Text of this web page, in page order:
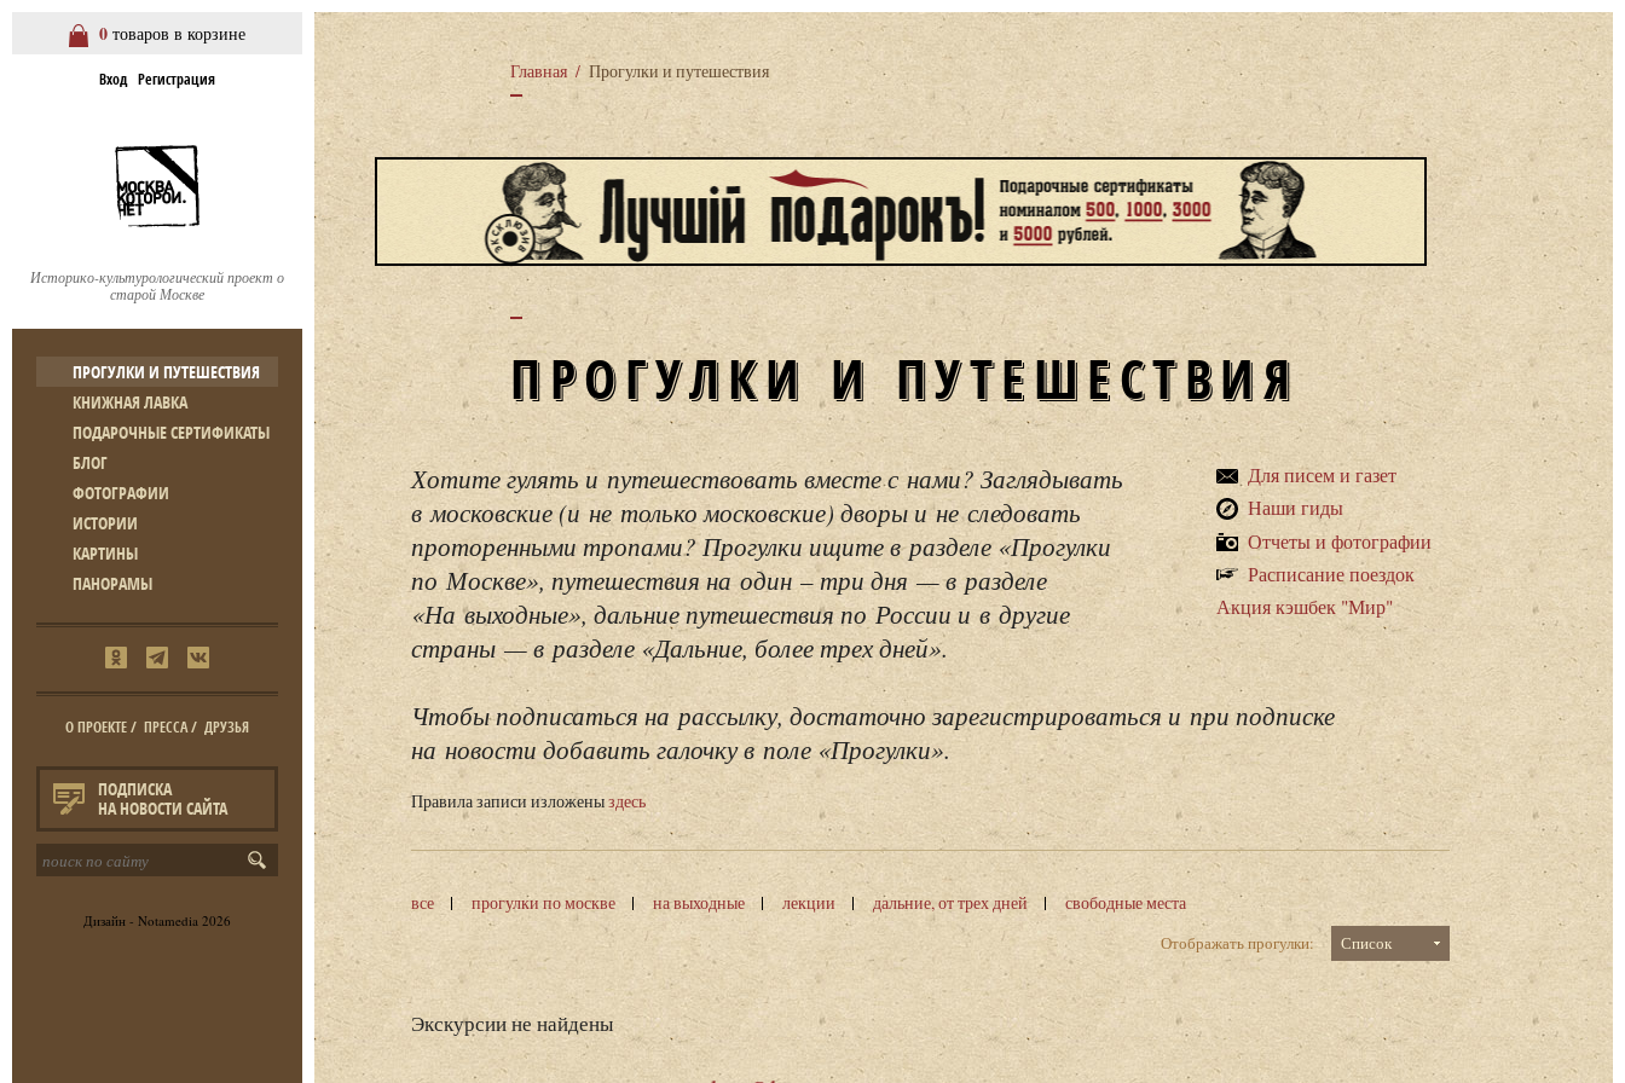
0 товаров в корзине
Вход Регистрация
Историко-культурологический проект о
старой Москве
ПРОГУЛКИ И ПУТЕШЕСТВИЯ
КНИЖНАЯ ЛАВКА
ПОДАРОЧНЫЕ СЕРТИФИКАТЫ
БЛОГ
ФОТОГРАФИИ
ИСТОРИИ
КАРТИНЫ
ПАНОРАМЫ
О ПРОЕКТЕ/ ПРЕССА/ ДРУЗЬЯ
ПОДПИСКА
НА НОВОСТИ САЙТА
Дизайн - Notamedia 2026
Главная / Прогулки и путешествия
ПРОГУЛКИ И ПУТЕШЕСТВИЯ
Для писем и газет
Наши гиды
Отчеты и фотографии
Расписание поездок
Акция кэшбек "Мир"
Хотите гулять и путешествовать вместе с нами? Заглядывать
в московские (и не только московские) дворы и не следовать
проторенными тропами? Прогулки ищите в разделе «Прогулки
по Москве», путешествия на один – три дня — в разделе
«На выходные», дальние путешествия по России и в другие
страны — в разделе «Дальние, более трех дней».
Чтобы подписаться на рассылку, достаточно зарегистрироваться и при подписке
на новости добавить галочку в поле «Прогулки».
Правила записи изложеныздесь
все прогулки по москве на выходные лекции дальние, от трех дней
свободные места
Отображать прогулки:
Список
Экскурсии не найдены